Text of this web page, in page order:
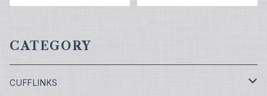
CATEGORY
CUFFLINKS